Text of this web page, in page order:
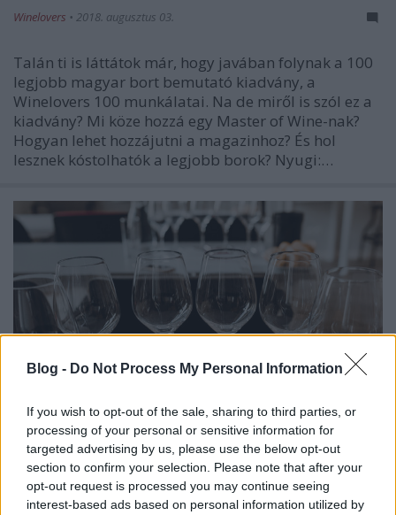
Blog - Do Not Process My Personal Information
If you wish to opt-out of the sale, sharing to third parties, or
processing of your personal or sensitive information for
targeted advertising by us, please use the below opt-out
section to confirm your selection. Please note that after your
opt-out request is processed you may continue seeing
interest-based ads based on personal information utilized by
Winelovers • 2018. augusztus 03.
Talán ti is láttátok már, hogy javában folynak a 100
legjobb magyar bort bemutató kiadvány, a
Winelovers 100 munkálatai. Na de miről is szól ez a
kiadvány? Mi köze hozzá egy Master of Wine-nak?
Hogyan lehet hozzájutni a magazinhoz? És hol
lesznek kóstolhatók a legjobb borok? Nyugi:…
A borverseny kulisszái mögött
A felkészültségnél semmi sem fontosabb